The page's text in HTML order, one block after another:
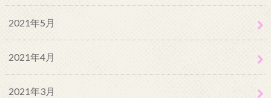
2021年5月
2021年4月
2021年3月